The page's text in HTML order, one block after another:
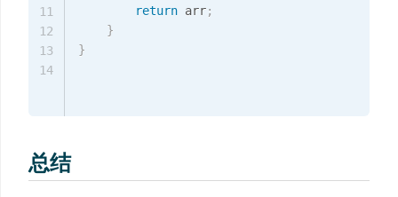
return arr;
}
}
11
12
13
14
总结